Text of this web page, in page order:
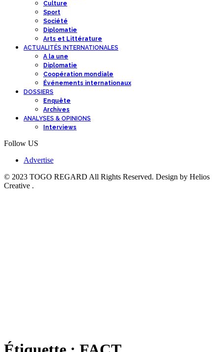
Culture
Sport
Société
Diplomatie
Arts et Littérature
ACTUALITÉS INTERNATIONALES
A la une
Diplomatie
Coopération mondiale
Événements internationaux
DOSSIERS
Enquête
Archives
ANALYSES & OPINIONS
Interviews
Follow US
Advertise
© 2023 TOGO REGARD All Rights Reserved. Design by Helios
Creative .